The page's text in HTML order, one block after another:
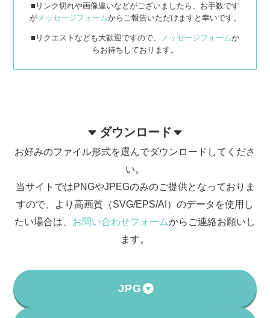
■リンク切れや画像違いなどがございましたら、お手数です
がメッセージフォームからご報告いただけますと幸いです。
■リクエストなども大歓迎ですので、 メッセージフォームか
らお待ちしております。
ダウンロード
お好みのファイル形式を選んでダウンロードしてくださ
い。
当サイトではPNGやJPEGのみのご提供となっておりま
すので、より高画質（SVG/EPS/AI）のデータを使用し
たい場合は、 お問い合わせフォームからご連絡お願いし
ます。
JPG